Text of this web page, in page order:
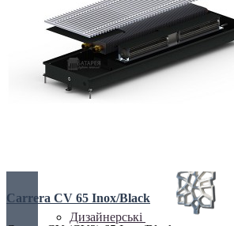
Все для радіаторів
Дизайнерські
Carrera CV 65 Inox/Black